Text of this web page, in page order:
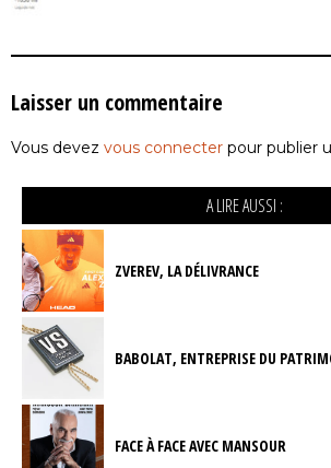
Laisser un commentaire
Vous devez vous connecter pour publier
A LIRE AUSSI :
ZVEREV, LA DÉLIVRANCE
BABOLAT, ENTREPRISE DU
FACE À FACE AVEC MANSOUR